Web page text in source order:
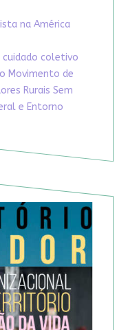
na América
cuidado coletivo
Movimento de
Rurais Sem
e Entorno